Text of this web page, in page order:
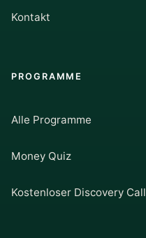
Kontakt
PROGRAMME
Alle Programme
Money Quiz
Kostenloser Discovery Call